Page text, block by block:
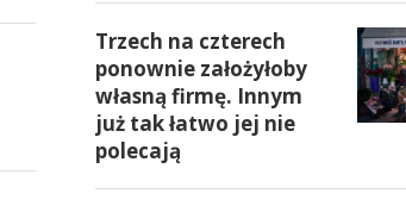
Trzech na czterech
ponownie założyłoby
własną firmę. Innym
już tak łatwo jej nie
polecają